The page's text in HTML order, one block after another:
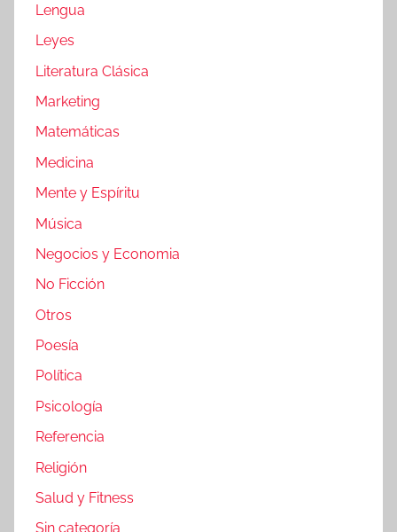
Lengua
Leyes
Literatura Clásica
Marketing
Matemáticas
Medicina
Mente y Espíritu
Música
Negocios y Economia
No Ficción
Otros
Poesía
Política
Psicología
Referencia
Religión
Salud y Fitness
Sin categoría